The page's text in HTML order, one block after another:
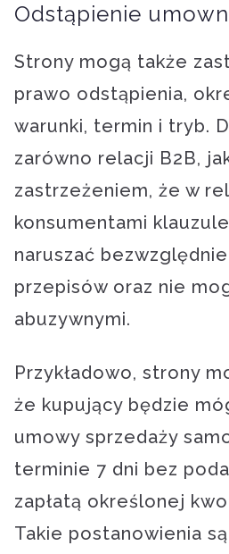
Odstąpienie
Strony mogą także
prawo odstąpienia,
warunki, termin i tryb.
zarówno relacji B2B,
zastrzeżeniem, że w
konsumentami
naruszać
przepisów oraz nie
abuzywnymi.
Przykładowo, strony
że kupujący będzie
umowy sprzedaży
terminie 7 dni bez
zapłatą określonej
Takie postanowienia